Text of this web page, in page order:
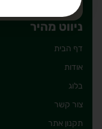
ניווט מהיר
דף הבית
אודות
בלוג
צור קשר
תקנון אתר